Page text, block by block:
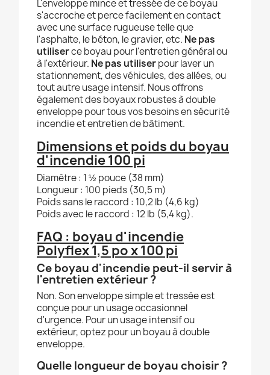
L'enveloppe mince et tressée de ce boyau
s'accroche et perce facilement en contact
avec une surface rugueuse telle que
l'asphalte, le béton, le gravier, etc. Ne pas
utiliserce boyau pour l'entretien général ou
à l'extérieur. Ne pas utiliserpour laver un
stationnement, des véhicules, des allées, ou
tout autre usage intensif. Nous offrons
également des boyaux robustes à double
enveloppe pour tous vos besoins en sécurité
incendie et entretien de bâtiment.
Dimensions et poids du boyau
d'incendie 100 pi
Diamètre : 1 ½ pouce (38 mm)
Longueur : 100 pieds (30,5 m)
Poids sans le raccord : 10,2 lb (4,6 kg)
Poids avec le raccord : 12 lb (5,4 kg).
FAQ : boyau d'incendie
Polyflex 1,5 po x 100 pi
Ce boyau d'incendie peut-il servir à
l'entretien extérieur ?
Non. Son enveloppe simple et tressée est
conçue pour un usage occasionnel
d'urgence. Pour un usage intensif ou
extérieur, optez pour un boyau à double
enveloppe.
Quelle longueur de boyau choisir ?